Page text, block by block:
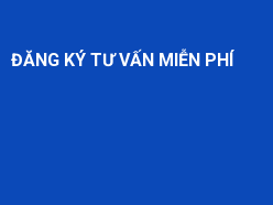
ĐĂNG KÝ TƯ VẤN MIỄN PHÍ